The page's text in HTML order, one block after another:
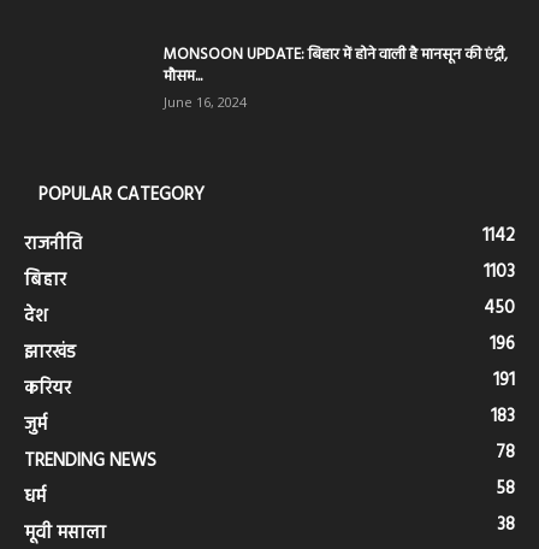
MONSOON UPDATE: बिहार में होने वाली है मानसून की एंट्री,
मौसम...
June 16, 2024
POPULAR CATEGORY
राजनीति
1142
बिहार
1103
देश
450
झारखंड
196
करियर
191
जुर्म
183
TRENDING NEWS
78
धर्म
58
मूवी मसाला
38